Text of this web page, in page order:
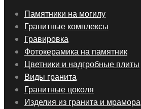
Skip
content
Памятники на могилу
Гранитные комплексы
Гравировка
Фотокерамика на памятник
Цветники и надгробные плиты
Виды гранита
Гранитные цоколя
Изделия из гранита и мрамора